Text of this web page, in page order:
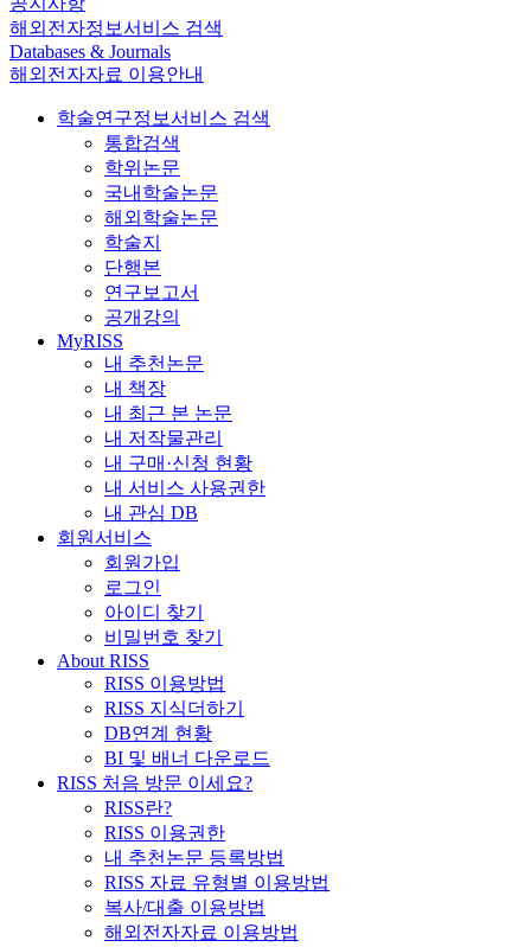
해외전자정보서비스 검색
Databases & Journals
해외전자자료 이용안내
학술연구정보서비스 검색
통합검색
학위논문
국내학술논문
해외학술논문
학술지
단행본
연구보고서
공개강의
MyRISS
내 추천논문
내 책장
내 최근 본 논문
내 저작물관리
내 구매·신청 현황
내 서비스 사용권한
내 관심 DB
회원서비스
회원가입
로그인
아이디 찾기
비밀번호 찾기
About RISS
RISS 이용방법
RISS 지식더하기
DB연계 현황
BI 및 배너 다운로드
RISS 처음 방문 이세요?
RISS란?
RISS 이용권한
내 추천논문 등록방법
RISS 자료 유형별 이용방법
복사/대출 이용방법
해외전자자료 이용방법